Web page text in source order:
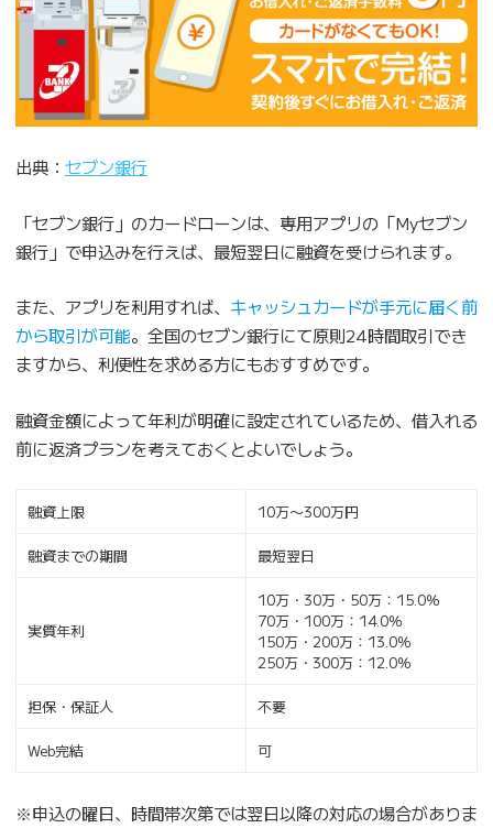
出典： セブン銀行
「セブン銀行」のカードローンは、専用アプリの「Myセブン
銀行」で申込みを行えば、最短翌日に融資を受けられます。
また、アプリを利用すれば、 キャッシュカードが手元に届く前
から取引が可能。全国のセブン銀行にて原則24時間取引でき
ますから、利便性を求める方にもおすすめです。
融資金額によって年利が明確に設定されているため、借入れる
前に返済プランを考えておくとよいでしょう。
融資上限 10万〜300万円
融資までの期間 最短翌日
実質年利
10万・30万・50万：15.0％
70万・100万：14.0％
150万・200万：13.0％
250万・300万：12.0％
担保・保証人 不要
Web完結 可
※申込の曜日、時間帯次第では翌日以降の対応の場合がありま